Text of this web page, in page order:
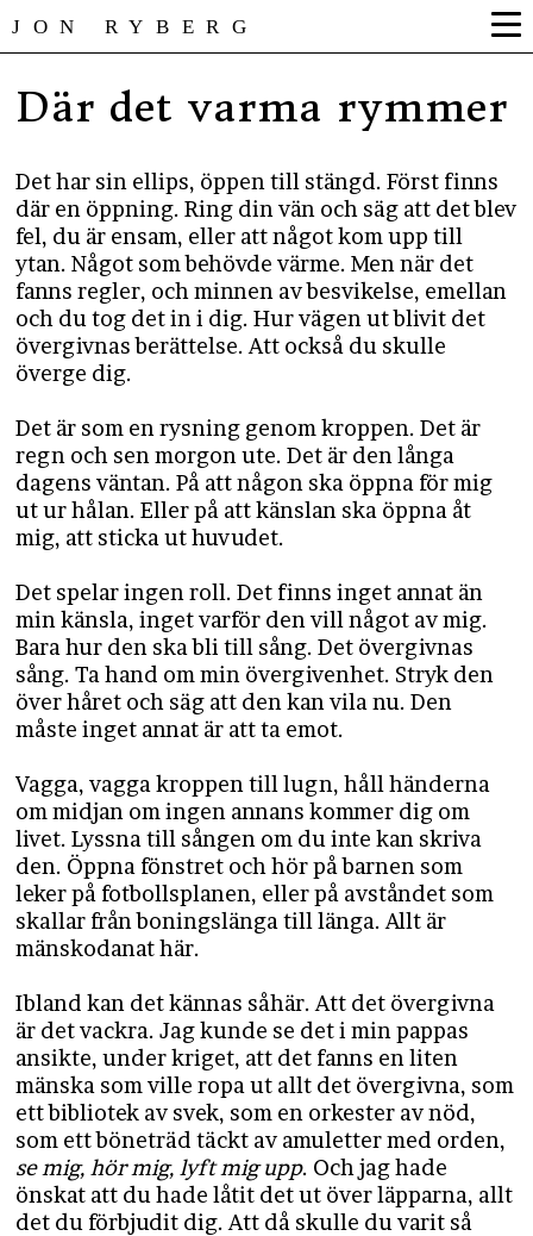
JON RYBERG
Där det varma rymmer
Det har sin ellips, öppen till stängd. Först finns
där en öppning. Ring din vän och säg att det blev
fel, du är ensam, eller att något kom upp till
ytan. Något som behövde värme. Men när det
fanns regler, och minnen av besvikelse, emellan
och du tog det in i dig. Hur vägen ut blivit det
övergivnas berättelse. Att också du skulle
överge dig.
Det är som en rysning genom kroppen. Det är
regn och sen morgon ute. Det är den långa
dagens väntan. På att någon ska öppna för mig
ut ur hålan. Eller på att känslan ska öppna åt
mig, att sticka ut huvudet.
Det spelar ingen roll. Det finns inget annat än
min känsla, inget varför den vill något av mig.
Bara hur den ska bli till sång. Det övergivnas
sång. Ta hand om min övergivenhet. Stryk den
över håret och säg att den kan vila nu. Den
måste inget annat är att ta emot.
Vagga, vagga kroppen till lugn, håll händerna
om midjan om ingen annans kommer dig om
livet. Lyssna till sången om du inte kan skriva
den. Öppna fönstret och hör på barnen som
leker på fotbollsplanen, eller på avståndet som
skallar från boningslänga till länga. Allt är
mänskodanat här.
Ibland kan det kännas såhär. Att det övergivna
är det vackra. Jag kunde se det i min pappas
ansikte, under kriget, att det fanns en liten
mänska som ville ropa ut allt det övergivna, som
ett bibliotek av svek, som en orkester av nöd,
som ett böneträd täckt av amuletter med orden,
se mig, hör mig, lyft mig upp. Och jag hade
önskat att du hade låtit det ut över läpparna, allt
det du förbjudit dig. Att då skulle du varit så